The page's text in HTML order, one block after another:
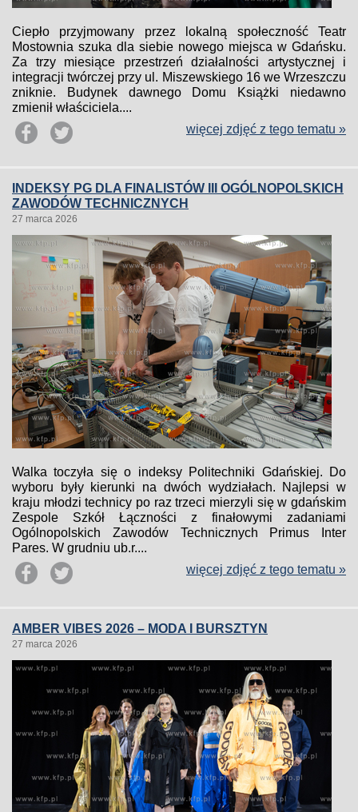
Ciepło przyjmowany przez lokalną społeczność Teatr
Mostownia szuka dla siebie nowego miejsca w Gdańsku.
Za trzy miesiące przestrzeń działalności artystycznej i
integracji twórczej przy ul. Miszewskiego 16 we Wrzeszczu
zniknie. Budynek dawnego Domu Książki niedawno
zmienił właściciela....
więcej zdjęć z tego tematu »
INDEKSY PG DLA FINALISTÓW III OGÓLNOPOLSKICH
ZAWODÓW TECHNICZNYCH
27 marca 2026
Walka toczyła się o indeksy Politechniki Gdańskiej. Do
wyboru były kierunki na dwóch wydziałach. Najlepsi w
kraju młodzi technicy po raz trzeci mierzyli się w gdańskim
Zespole Szkół Łączności z finałowymi zadaniami
Ogólnopolskich Zawodów Technicznych Primus Inter
Pares. W grudniu ub.r....
więcej zdjęć z tego tematu »
AMBER VIBES 2026 – MODA I BURSZTYN
27 marca 2026